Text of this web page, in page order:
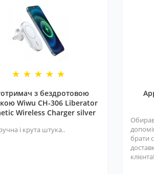
з бездротовою
Wiwu CH-306 Liberator
Wireless Charger silver
і крута штука..
брати